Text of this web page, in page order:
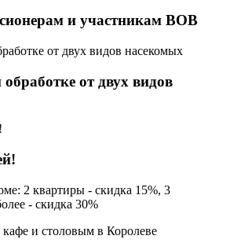
и участникам ВОВ
от двух видов
2 квартиры - скидка 15%, 3
- скидка 30%